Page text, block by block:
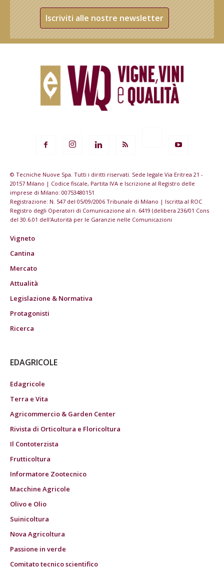
Iscriviti alle nostre newsletter
© Tecniche Nuove Spa. Tutti i diritti riservati. Sede legale Via Eritrea 21 -
20157 Milano | Codice fiscale, Partita IVA e Iscrizione al Registro delle
imprese di Milano: 00753480151
Registrazione: N. 547 del 05/09/2006 Tribunale di Milano | Iscritta al ROC
Registro degli Operatori di Comunicazione al n. 6419 (delibera 236/01 Cons
del 30.6.01 dell'Autorità per le Garanzie nelle Comunicazioni
Vigneto
Cantina
Mercato
Attualità
Legislazione & Normativa
Protagonisti
Ricerca
EDAGRICOLE
Edagricole
Terra e Vita
Agricommercio & Garden Center
Rivista di Orticoltura e Floricoltura
Il Contoterzista
Frutticoltura
Informatore Zootecnico
Macchine Agricole
Olivo e Olio
Suinicoltura
Nova Agricoltura
Passione in verde
Comitato tecnico scientifico